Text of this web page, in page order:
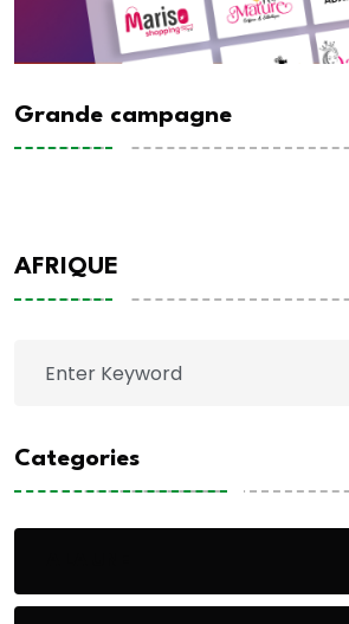
Grande campagne
AFRIQUE
Categories